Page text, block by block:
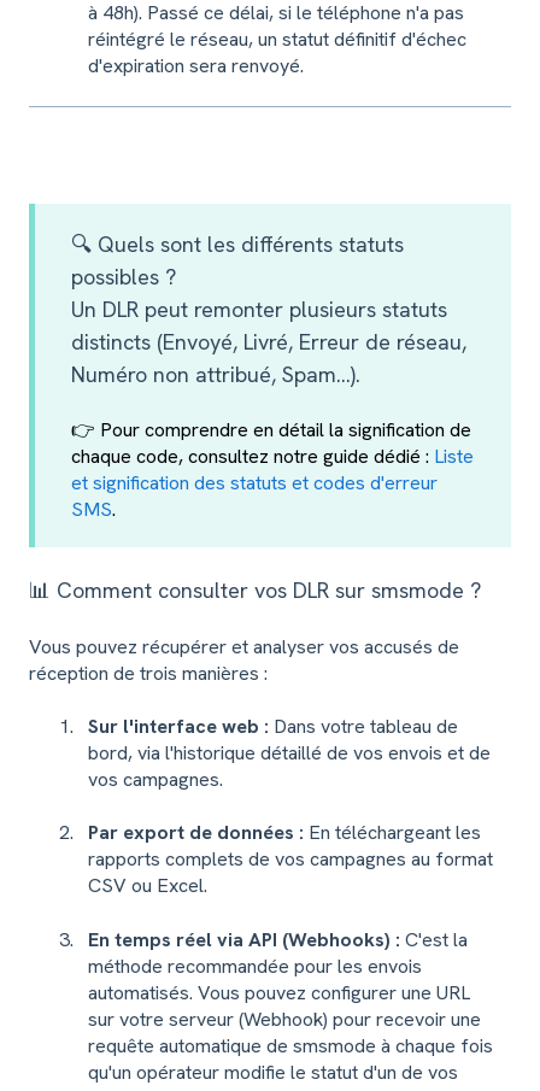
à 48h). Passé ce délai, si le téléphone n'a pas
réintégré le réseau, un statut définitif d'échec
d'expiration sera renvoyé.
🔍 Quels sont les différents statuts
possibles ?
Un DLR peut remonter plusieurs statuts
distincts (Envoyé, Livré, Erreur de réseau,
Numéro non attribué, Spam...).
👉 Pour comprendre en détail la signification de
chaque code, consultez notre guide dédié : Liste
et signification des statuts et codes d'erreur
SMS.
📊 Comment consulter vos DLR sur smsmode ?
Vous pouvez récupérer et analyser vos accusés de
réception de trois manières :
Sur l'interface web : Dans votre tableau de
bord, via l'historique détaillé de vos envois et de
vos campagnes.
Par export de données : En téléchargeant les
rapports complets de vos campagnes au format
CSV ou Excel.
En temps réel via API (Webhooks) : C'est la
méthode recommandée pour les envois
automatisés. Vous pouvez configurer une URL
sur votre serveur (Webhook) pour recevoir une
requête automatique de smsmode à chaque fois
qu'un opérateur modifie le statut d'un de vos